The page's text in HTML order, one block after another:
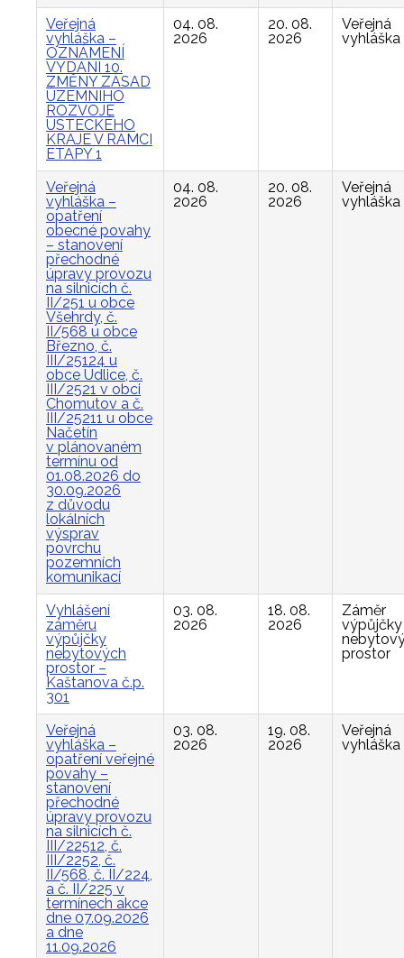
Veřejná
vyhláška –
OZNÁMENÍ
VYDÁNÍ 10.
ZMĚNY ZÁSAD
ÚZEMNÍHO
ROZVOJE
ÚSTECKÉHO
KRAJE V RÁMCI
ETAPY 1
04. 08.
2026
20. 08.
2026
Veřejná
vyhláška
Veřejná
vyhláška –
opatření
obecné povahy
– stanovení
přechodné
úpravy provozu
na silnicích č.
II/251 u obce
Všehrdy, č.
II/568 u obce
Březno, č.
III/25124 u
obce Údlice, č.
III/2521 v obci
Chomutov a č.
III/25211 u obce
Načetín
v plánovaném
termínu od
01.08.2026 do
30.09.2026
z důvodu
lokálních
výsprav
povrchu
pozemních
komunikací
04. 08.
2026
20. 08.
2026
Veřejná
vyhláška
Vyhlášení
záměru
výpůjčky
nebytových
prostor –
Kaštanova č.p.
301
03. 08.
2026
18. 08.
2026
Záměr
výpůjčky
prostor
Veřejná
vyhláška –
opatření veřejné
povahy –
stanovení
přechodné
úpravy provozu
na silnicích č.
III/22512, č.
III/2252, č.
II/568, č. II/224,
a č. II/225 v
termínech akce
dne 07.09.2026
a dne
11.09.2026
03. 08.
2026
19. 08.
2026
Veřejná
vyhláška